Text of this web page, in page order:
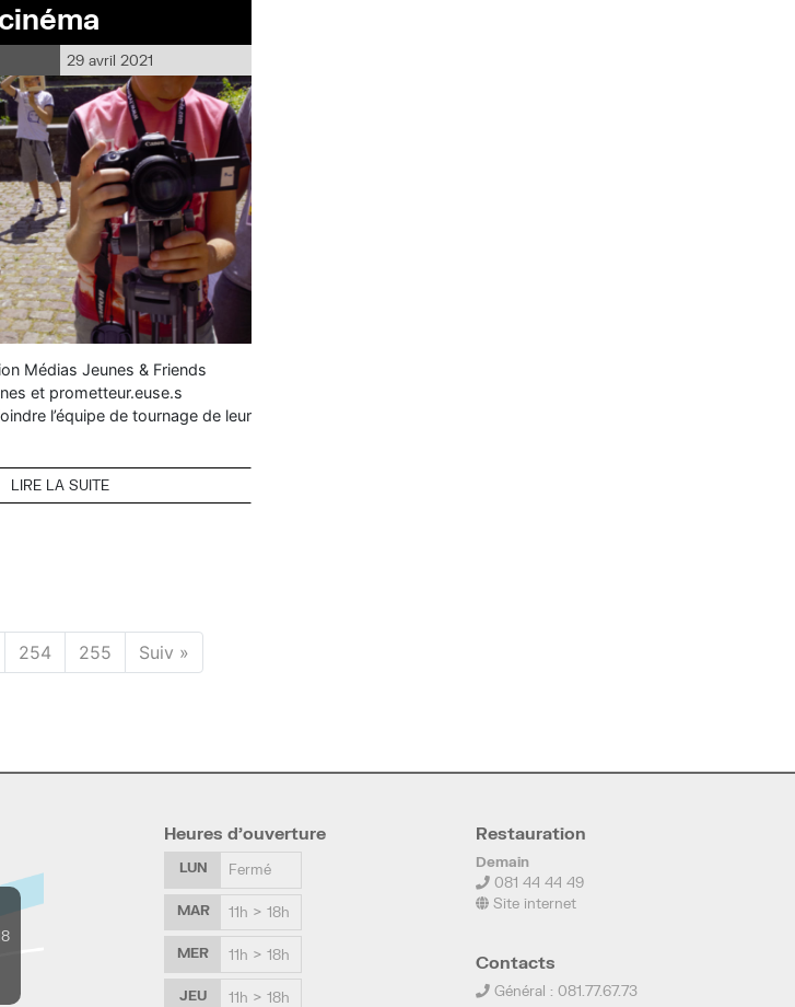
29 avril 2021
Médias Jeunes & Friends
et prometteur.euse.s
l’équipe de tournage de leur
LIRE LA SUITE
254 255 Suiv »
Heures d’ouverture
LUN Fermé
MAR 11h > 18h
MER 11h > 18h
JEU 11h > 18h
Restauration
Demain
081 44 44 49
Site internet
Contacts
Général : 081.77.67.73